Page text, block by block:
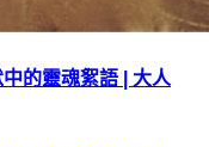
的靈魂絮語 | 大人